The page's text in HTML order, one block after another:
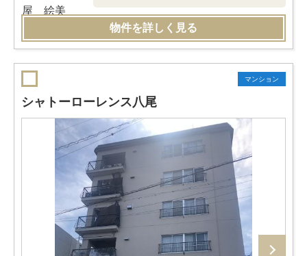
物件を詳しく見る
マンション
シャトーローレンス八尾